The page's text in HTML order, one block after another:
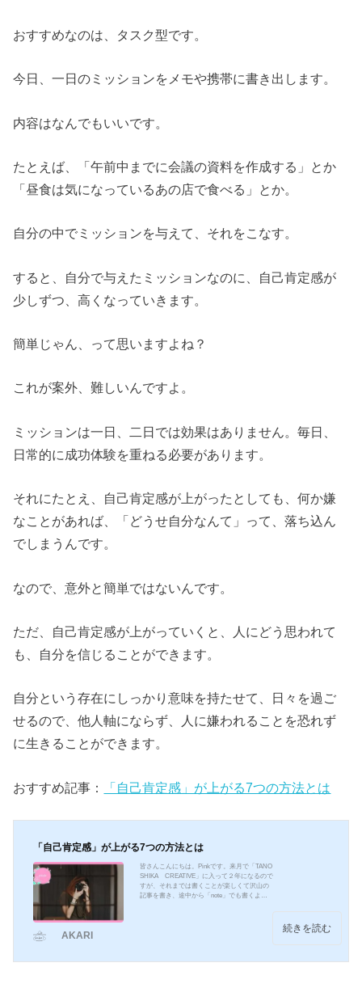
おすすめなのは、タスク型です。
今日、一日のミッションをメモや携帯に書き出します。
内容はなんでもいいです。
たとえば、「午前中までに会議の資料を作成する」とか
「昼食は気になっているあの店で食べる」とか。
自分の中でミッションを与えて、それをこなす。
すると、自分で与えたミッションなのに、自己肯定感が
少しずつ、高くなっていきます。
簡単じゃん、って思いますよね？
これが案外、難しいんですよ。
ミッションは一日、二日では効果はありません。毎日、
日常的に成功体験を重ねる必要があります。
それにたとえ、自己肯定感が上がったとしても、何か嫌
なことがあれば、「どうせ自分なんて」って、落ち込ん
でしまうんです。
なので、意外と簡単ではないんです。
ただ、自己肯定感が上がっていくと、人にどう思われて
も、自分を信じることができます。
自分という存在にしっかり意味を持たせて、日々を過ご
せるので、他人軸にならず、人に嫌われることを恐れず
に生きることができます。
おすすめ記事： 「自己肯定感」が上がる7つの方法とは
「自己肯定感」が上がる7つの方法とは
皆さんこんにちは。Pinkです。来月で「TANO
SHIKA CREATIVE」に入って２年になるので
すが、それまでは書くことが楽しくて沢山の
記事を書き、途中から「note」でも書くよう
考えました。そんな時に、以前会社で働いて
続きを読む
AKARI